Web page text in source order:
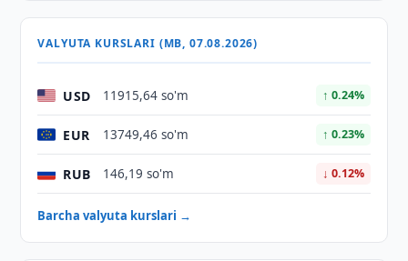
VALYUTA KURSLARI (MB, 07.08.2026)
USD 11915,64 so'm ↑ 0.24%
EUR 13749,46 so'm ↑ 0.23%
RUB 146,19 so'm ↓ 0.12%
Barcha valyuta kurslari →